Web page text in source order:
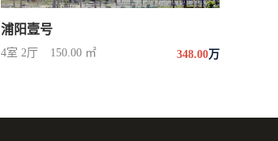
浦阳壹号
4室 2厅 150.00 ㎡ 348.00万